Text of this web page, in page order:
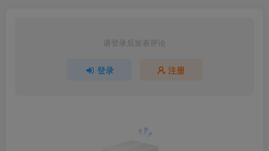
请登录后发表评论
登录 注册